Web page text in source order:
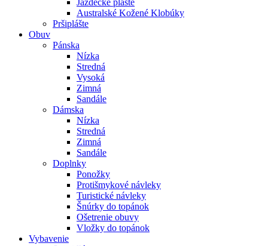
Australské Kožené Klobúky
Pršiplášte
Obuv
Pánska
Nízka
Stredná
Vysoká
Zimná
Sandále
Dámska
Nízka
Stredná
Zimná
Sandále
Doplnky
Ponožky
Protišmykové návleky
Turistické návleky
Šnúrky do topánok
Ošetrenie obuvy
Vložky do topánok
Vybavenie